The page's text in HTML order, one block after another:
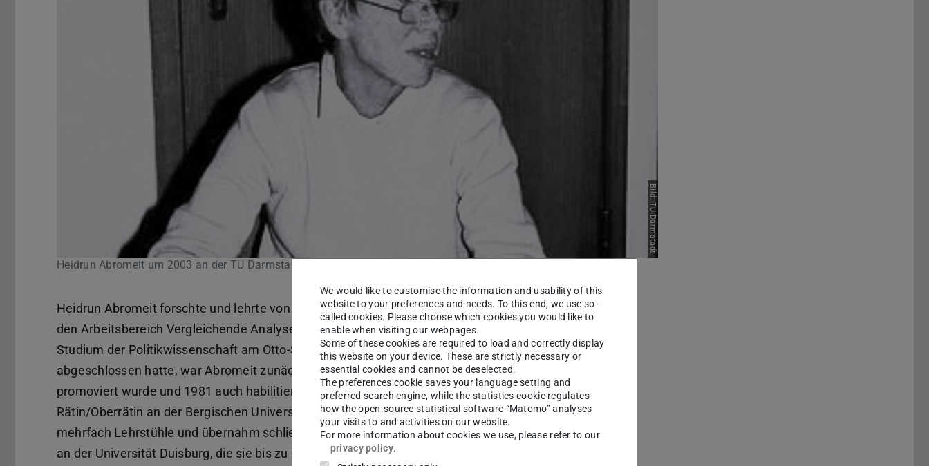
Bild: TU Darmstadt
Heidrun Abromeit um 2003 an der TU Darmstadt
Heidrun Abromeit forschte und lehrte von 1993 bis 2007 an der TU Darmstadt und leitete dort
den Arbeitsbereich Vergleichende Analyse politischer Systeme. Nachdem sie 1967 ihr
Studium der Politikwissenschaft am Otto-Suhr-Institut der Freien Universität Berlin
abgeschlossen hatte, war Abromeit zunächst an der Universität Mannheim tätig, wo sie 1971
promoviert wurde und 1981 auch habilitierte. Von 1975 bis 1988 war sie akademische
Rätin/Oberrätin an der Bergischen Universität Wuppertal. In dieser Zeit vertrat sie bereits
mehrfach Lehrstühle und übernahm schließlich 1988 eine Professur für Politische Soziologie
an der Universität Duisburg, die sie bis zu ihrem Wechsel nach Darmstadt innehatte.
We would like to customise the information and usability of this
website to your preferences and needs. To this end, we use so-
called cookies. Please choose which cookies you would like to
enable when visiting our webpages.
Some of these cookies are required to load and correctly display
this website on your device. These are strictly necessary or
essential cookies and cannot be deselected.
The preferences cookie saves your language setting and
preferred search engine, while the statistics cookie regulates
how the open-source statistical software “Matomo” analyses
your visits to and activities on our website.
For more information about cookies we use, please refer to our
privacy policy.